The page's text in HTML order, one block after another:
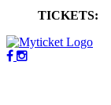
TICKETS: